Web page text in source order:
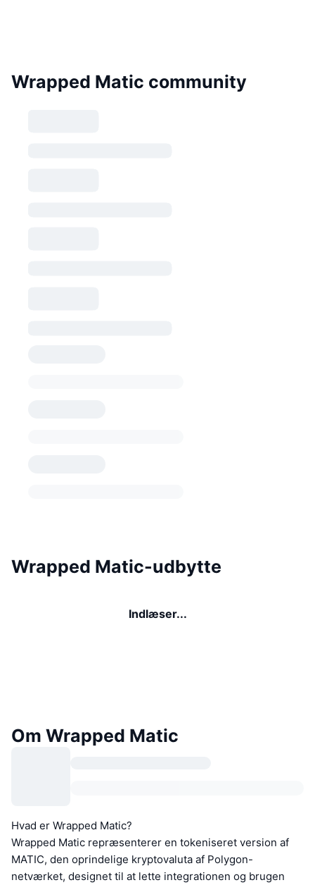
Wrapped Matic community
Wrapped Matic-udbytte
Indlæser...
Om Wrapped Matic
Hvad er Wrapped Matic?
Wrapped Matic repræsenterer en tokeniseret version af
MATIC, den oprindelige kryptovaluta af Polygon-
netværket, designet til at lette integrationen og brugen